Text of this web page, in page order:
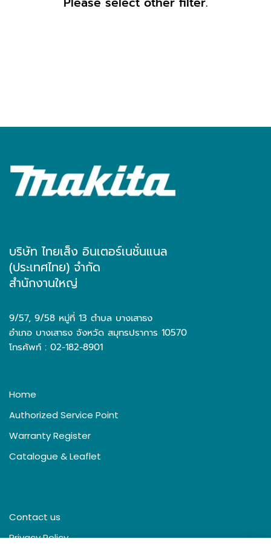
บริษัท ไทยเส็ง อินเตอร์เนชั่นแนล
(ประเทศไทย) จำกัด
สำนักงานใหญ่
9/57, 9/58 หมู่ที่ 13 ตำบล บางเสาธง
อำเภอ บางเสาธง จังหวัด สมุทรปราการ 10570
โทรศัพท์ : 02-182-8901
Home
Authorized Service Point
Warranty Register
Catalogue & Leaflet
Contact us
Privacy Policy